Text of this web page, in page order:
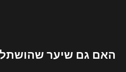
האם גם שיער שהושתל